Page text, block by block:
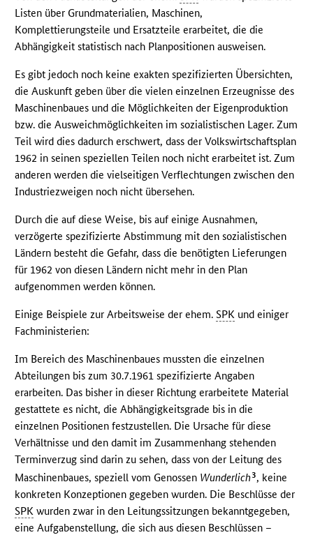
Listen über Grundmaterialien, Maschinen,
Komplettierungsteile und Ersatzteile erarbeitet, die die
Abhängigkeit statistisch nach Planpositionen ausweisen.
Es gibt jedoch noch keine exakten spezifizierten Übersichten,
die Auskunft geben über die vielen einzelnen Erzeugnisse des
Maschinenbaues und die Möglichkeiten der Eigenproduktion
bzw. die Ausweichmöglichkeiten im sozialistischen Lager. Zum
Teil wird dies dadurch erschwert, dass der Volkswirtschaftsplan
1962 in seinen speziellen Teilen noch nicht erarbeitet ist. Zum
anderen werden die vielseitigen Verflechtungen zwischen den
Industriezweigen noch nicht übersehen.
Durch die auf diese Weise, bis auf einige Ausnahmen,
verzögerte spezifizierte Abstimmung mit den sozialistischen
Ländern besteht die Gefahr, dass die benötigten Lieferungen
für 1962 von diesen Ländern nicht mehr in den Plan
aufgenommen werden können.
Einige Beispiele zur Arbeitsweise der ehem.SPK und einiger
Fachministerien:
Im Bereich des Maschinenbaues mussten die einzelnen
Abteilungen bis zum 30.7.1961 spezifizierte Angaben
erarbeiten. Das bisher in dieser Richtung erarbeitete Material
gestattete es nicht, die Abhängigkeitsgrade bis in die
einzelnen Positionen festzustellen. Die Ursache für diese
Verhältnisse und den damit im Zusammenhang stehenden
Terminverzug sind darin zu sehen, dass von der Leitung des
Maschinenbaues, speziell vom Genossen Wunderlich3, keine
konkreten Konzeptionen gegeben wurden. Die Beschlüsse der
SPK wurden zwar in den Leitungssitzungen bekanntgegeben,
eine Aufgabenstellung, die sich aus diesen Beschlüssen –